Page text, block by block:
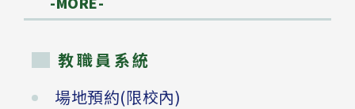
教職員系統
場地預約(限校內)